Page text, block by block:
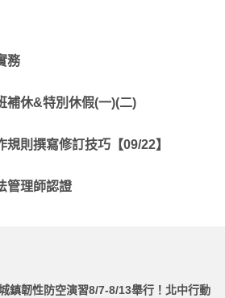
務
補休&特別休假(一)(二)
規則撰寫修訂技巧【09/22】
管理師認證
鎮韌性防空演習8/7-8/13舉行！北中行動